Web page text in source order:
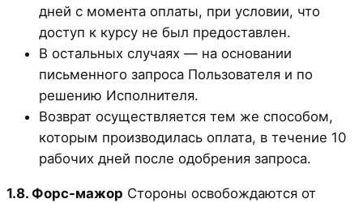
дней с момента оплаты, при условии, что
доступ к курсу не был предоставлен.
В остальных случаях — на основании
письменного запроса Пользователя и по
решению Исполнителя.
Возврат осуществляется тем же способом,
которым производилась оплата, в течение 10
рабочих дней после одобрения запроса.
1.8. Форс-мажор Стороны освобождаются от